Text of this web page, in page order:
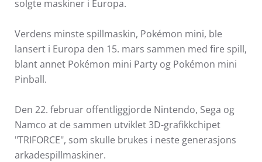
solgte maskiner i Europa.
Verdens minste spillmaskin, Pokémon mini, ble
lansert i Europa den 15. mars sammen med fire spill,
blant annet Pokémon mini Party og Pokémon mini
Pinball.
Den 22. februar offentliggjorde Nintendo, Sega og
Namco at de sammen utviklet 3D-grafikkchipet
"TRIFORCE", som skulle brukes i neste generasjons
arkadespillmaskiner.